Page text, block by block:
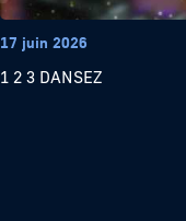
17 juin 2026
1 2 3 DANSEZ